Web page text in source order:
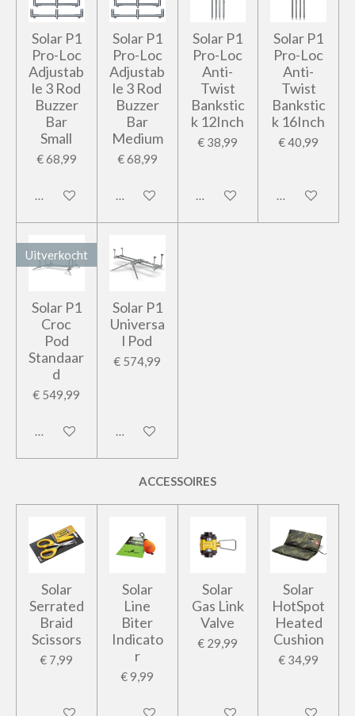
Solar P1
Pro-Loc
Adjustab
le 3 Rod
Buzzer
Bar
Small
€ 68,99
In winkelwagen
Solar P1
Pro-Loc
Adjustab
le 3 Rod
Buzzer
Bar
Medium
€ 68,99
In winkelwagen
Solar P1
Pro-Loc
Anti-
Twist
Bankstic
k 12Inch
€ 38,99
In winkelwagen
Solar P1
Pro-Loc
Anti-
Twist
Bankstic
k 16Inch
€ 40,99
In
Uitverkocht
Solar P1
Croc
Pod
Standaar
d
€ 549,99
Houd mij op de hoogte
Solar P1
Universa
l Pod
€ 574,99
In winkelwagen
ACCESSOIRES
Solar
Serrated
Braid
Scissors
€ 7,99
In winkelwagen
Solar
Line
Biter
Indicato
r
€ 9,99
In winkelwagen
Solar
Gas Link
Valve
€ 29,99
In winkelwagen
Solar
HotSpot
Heated
Cushion
€ 34,99
In